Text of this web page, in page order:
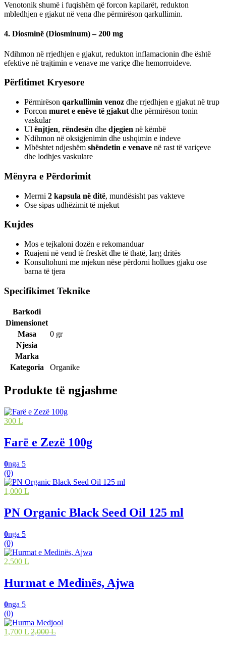
Venotonik shumë i fuqishëm që forcon kapilarët, redukton
mbledhjen e gjakut në vena dhe përmirëson qarkullimin.
4. Diosminë (Diosminum) – 200 mg
Ndihmon në rrjedhjen e gjakut, redukton inflamacionin dhe është
efektive në trajtimin e venave me variçe dhe hemorroideve.
Përfitimet Kryesore
Përmirëson qarkullimin venoz dhe rrjedhjen e gjakut në trup
Forcon muret e enëve të gjakut dhe përmirëson tonin
vaskular
Ul ënjtjen, rëndesën dhe djegien në këmbë
Ndihmon në oksigjenimin dhe ushqimin e indeve
Mbështet ndjeshëm shëndetin e venave në rast të variçeve
dhe lodhjes vaskulare
Mënyra e Përdorimit
Merrni 2 kapsula në ditë, mundësisht pas vakteve
Ose sipas udhëzimit të mjekut
Kujdes
Mos e tejkaloni dozën e rekomanduar
Ruajeni në vend të freskët dhe të thatë, larg dritës
Konsultohuni me mjekun nëse përdorni hollues gjaku ose
barna të tjera
Specifikimet Teknike
Barkodi
Dimensionet
Masa
0 gr
Njesia
Marka
Kategoria
Organike
Produkte të ngjashme
300 L
Farë e Zezë 100g
0nga 5
(0)
1,000 L
PN Organic Black Seed Oil 125 ml
0nga 5
(0)
2,500 L
Hurmat e Medinës, Ajwa
0nga 5
(0)
1,700 L 2,000 L